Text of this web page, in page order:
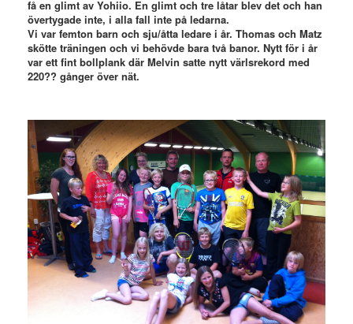
få en glimt av Yohiio. En glimt och tre låtar blev det och han
övertygade inte, i alla fall inte på ledarna.
Vi var femton barn och sju/åtta ledare i år. Thomas och Matz
skötte träningen och vi behövde bara två banor. Nytt för i år
var ett fint bollplank där Melvin satte nytt värlsrekord med
220?? gånger över nät.